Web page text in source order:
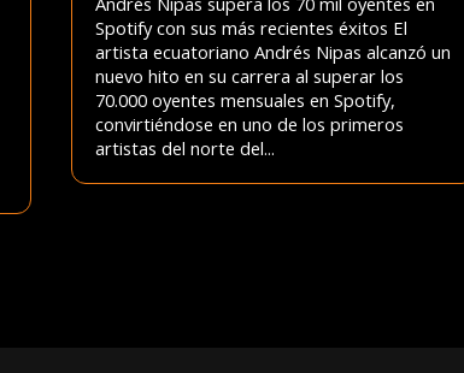
Spotify con sus más recientes éxitos El
artista ecuatoriano Andrés Nipas alcanzó un
nuevo hito en su carrera al superar los
70.000 oyentes mensuales en Spotify,
convirtiéndose en uno de los primeros
artistas del norte del...